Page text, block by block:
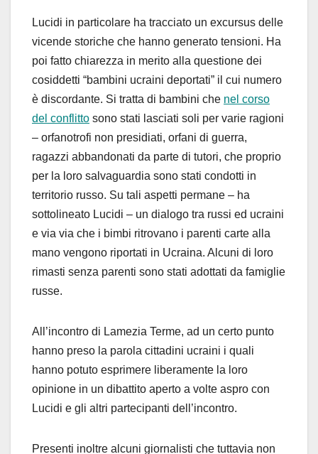
Lucidi in particolare ha tracciato un excursus delle
vicende storiche che hanno generato tensioni. Ha
poi fatto chiarezza in merito alla questione dei
cosiddetti “bambini ucraini deportati” il cui numero
è discordante. Si tratta di bambini che nel corso
del conflitto sono stati lasciati soli per varie ragioni
– orfanotrofi non presidiati, orfani di guerra,
ragazzi abbandonati da parte di tutori, che proprio
per la loro salvaguardia sono stati condotti in
territorio russo. Su tali aspetti permane – ha
sottolineato Lucidi – un dialogo tra russi ed ucraini
e via via che i bimbi ritrovano i parenti carte alla
mano vengono riportati in Ucraina. Alcuni di loro
rimasti senza parenti sono stati adottati da famiglie
russe.
All’incontro di Lamezia Terme, ad un certo punto
hanno preso la parola cittadini ucraini i quali
hanno potuto esprimere liberamente la loro
opinione in un dibattito aperto a volte aspro con
Lucidi e gli altri partecipanti dell’incontro.
Presenti inoltre alcuni giornalisti che tuttavia non